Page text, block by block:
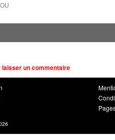
OU
un commentaire